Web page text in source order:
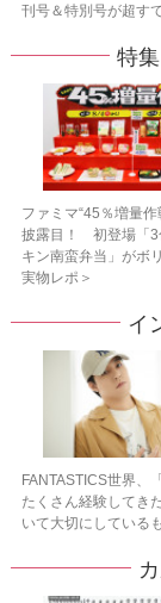
刊号＆特別号が超す
特
ファミマ“45％増量
披露目！ 初登場「3
キン南蛮弁当」がボ
実物レポ＞
イ
FANTASTICS世界、
たくさん経験してき
いて大切にしている